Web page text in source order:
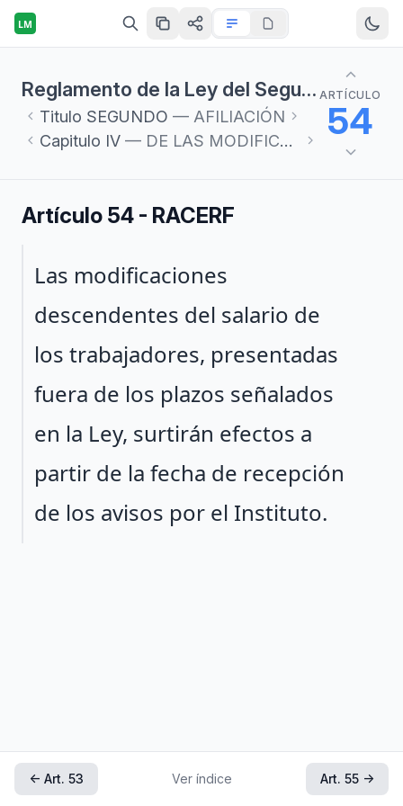
LM
Reglamento de la Ley del Seguro Social en materia de Afiliación, Clasificación de Empresas, Recaudación y Fiscalización
Titulo SEGUNDO — AFILIACIÓN
Capitulo IV — DE LAS MODIFICACIONES SALARIALES DE LOS TRABAJADORES
ARTÍCULO
54
Artículo 54 - RACERF
Párrafo 1
Las modificaciones
descendentes del salario de
los trabajadores, presentadas
fuera de los plazos señalados
en la Ley, surtirán efectos a
partir de la fecha de recepción
de los avisos por el Instituto.
← Art. 53 Ver índice Art. 55 →